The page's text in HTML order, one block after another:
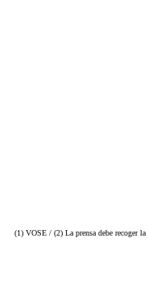
(1) VOSE / (2) La prensa debe recoger la